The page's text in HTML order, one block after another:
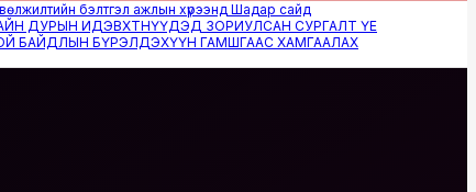
бэлтгэл ажлын хүрээнд Шадар сайд
ИДЭВХТНҮҮДЭД ЗОРИУЛСАН СУРГАЛТ ҮЕ
БҮРЭЛДЭХҮҮН ГАМШГААС ХАМГААЛАХ